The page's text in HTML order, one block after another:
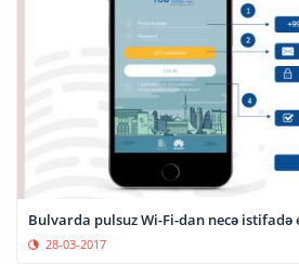
Bulvarda pulsuz Wi-Fi-dan necə istifadə
28-03-2017